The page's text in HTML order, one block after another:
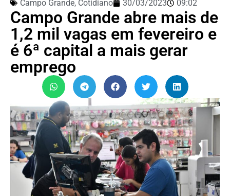
Campo Grande, Cotidiano 30/03/2023 09:02
Campo Grande abre mais de
1,2 mil vagas em fevereiro e
é 6ª capital a mais gerar
emprego